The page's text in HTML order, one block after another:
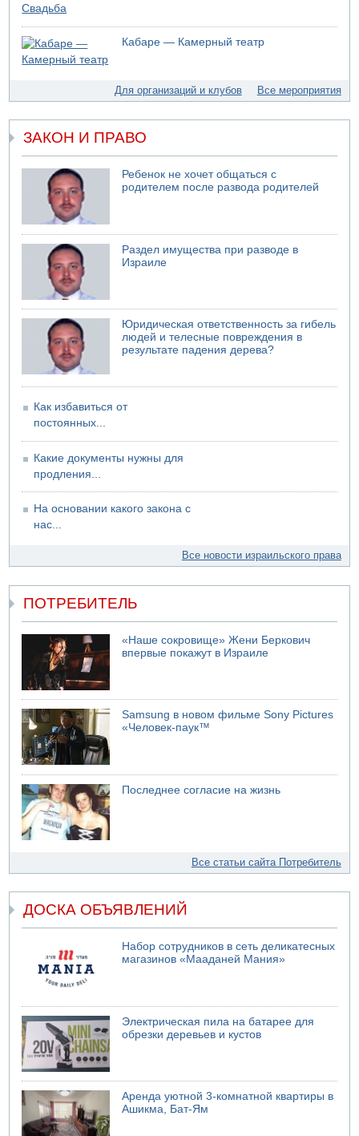
05.08.2026 10:16
Левые активисты пытались ворваться в офис
"Религиозного сионизма"
05.08.2026 06:42
05.08.2026 06:41
Кабаре — Камерный театр
Для организаций и клубов Все мероприятия
ЗАКОН И ПРАВО
Ребенок не хочет общаться с
родителем после развода родителей
Раздел имущества при разводе в
Израиле
Юридическая ответственность за гибель
людей и телесные повреждения в
результате падения дерева?
Как избавиться от
постоянных...
Какие документы нужны для
продления...
На основании какого закона с
нас...
Все новости израильского права
ПОТРЕБИТЕЛЬ
«Наше сокровище» Жени Беркович
впервые покажут в Израиле
Samsung в новом фильме Sony Pictures
«Человек-паук™
Последнее согласие на жизнь
Все статьи сайта Потребитель
ДОСКА ОБЪЯВЛЕНИЙ
Набор сотрудников в сеть деликатесных
магазинов «Мааданей Мания»
Электрическая пила на батарее для
обрезки деревьев и кустов
Аренда уютной 3-комнатной квартиры в
Ашикма, Бат-Ям